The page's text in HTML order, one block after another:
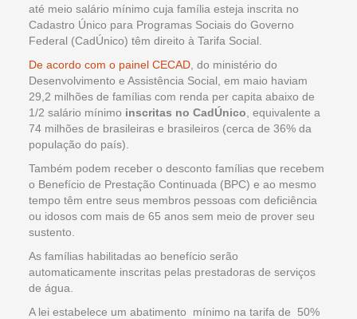
até meio salário mínimo cuja família esteja inscrita no
Cadastro Único para Programas Sociais do Governo
Federal (CadÚnico) têm direito à Tarifa Social.
De acordo com o painel CECAD , do ministério do
Desenvolvimento e Assistência Social, em maio haviam
29,2 milhões de famílias com renda per capita abaixo de
1/2 salário mínimo inscritas no CadÚnico , equivalente a
74 milhões de brasileiras e brasileiros (cerca de 36% da
população do país).
Também podem receber o desconto famílias que recebem
o Benefício de Prestação Continuada (BPC) e ao mesmo
tempo têm entre seus membros pessoas com deficiência
ou idosos com mais de 65 anos sem meio de prover seu
sustento.
As famílias habilitadas ao benefício serão
automaticamente inscritas pelas prestadoras de serviços
de água.
A lei estabelece um abatimento mínimo na tarifa de 50%